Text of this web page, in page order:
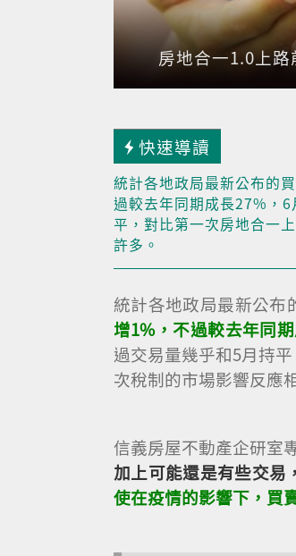
房地合一1.0上
快速導讀
統計各地政局最新公布的
過較去年同期成長27%，
平，對比第一次房地合一
許多。
統計各地政局最新公布
增1%，不過較去年同
過交易量幾乎和5月持
次稅制的市場影響反應
信義房屋不動產企研室
加上可能還是有些交易
使在疫情的影響下，買